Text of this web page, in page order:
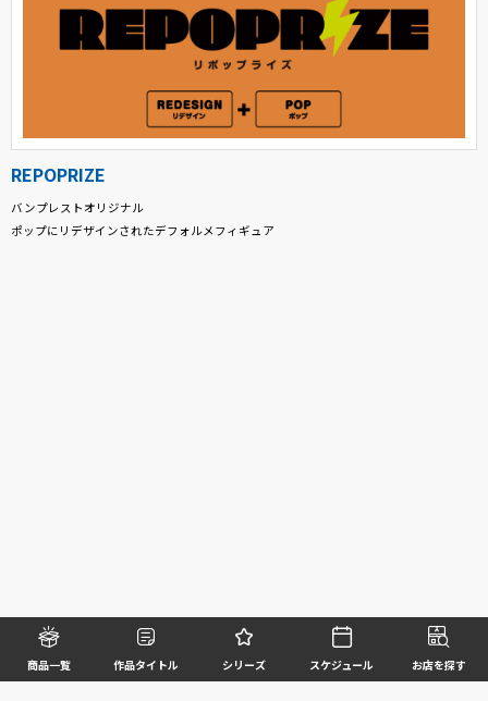
商品一覧 作品タイトル シリーズ スケジュール お店を探す
REPOPRIZE
バンプレストオリジナル
ポップにリデザインされたデフォルメフィギュア